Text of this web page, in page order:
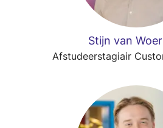
Stijn van
Afstudeerstagiair